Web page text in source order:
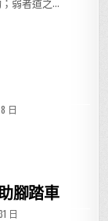
；弱者道之…
日
計算器
腳踏車
日